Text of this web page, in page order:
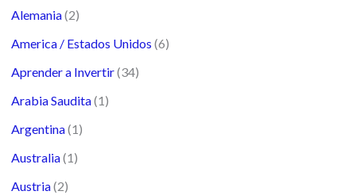
Alemania(2)
America / Estados Unidos (6)
Aprender a Invertir(34)
Arabia Saudita(1)
Argentina(1)
Australia(1)
Austria(2)